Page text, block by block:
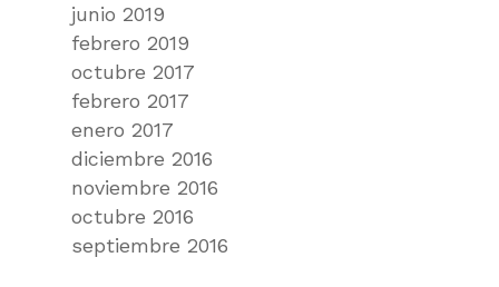
junio 2019
febrero 2019
octubre 2017
febrero 2017
enero 2017
diciembre 2016
noviembre 2016
octubre 2016
septiembre 2016